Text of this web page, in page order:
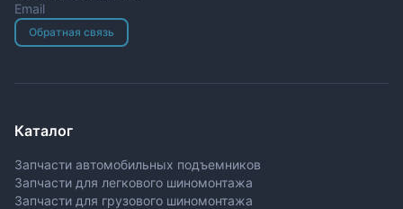
Email
Обратная связь
Каталог
Запчасти автомобильных подъемников
Запчасти для легкового шиномонтажа
Запчасти для грузового шиномонтажа